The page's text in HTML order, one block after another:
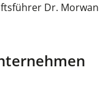
Dr. Morwan